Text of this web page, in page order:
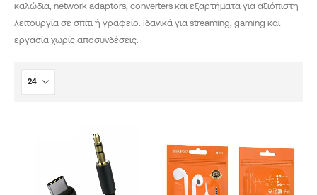
καλώδια, network adaptors, converters και εξαρτήματα για αξιόπιστη
λειτουργία σε σπίτι ή γραφείο. Ιδανικά για streaming, gaming και
εργασία χωρίς αποσυνδέσεις.